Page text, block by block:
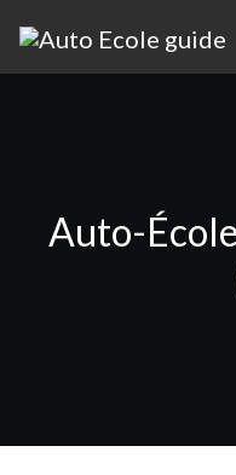
Auto-